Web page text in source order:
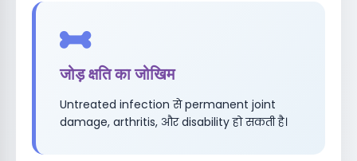
जोड़ क्षति का जोखिम
Untreated infection से permanent joint
damage, arthritis, और disability हो सकती है।